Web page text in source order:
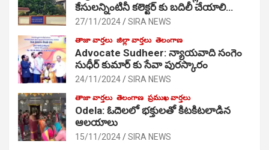
కేసులన్నింటినీ కలెక్టర్ కు బదిలీ చేయాలి…
27/11/2024 SIRA NEWS
తాజా వార్తలు జిల్లా వార్తలు తెలంగాణ
Advocate Sudheer: న్యాయవాది సంగెం
సుధీర్ కుమార్ కు సేవా పురస్కారం
24/11/2024 SIRA NEWS
తాజా వార్తలు తెలంగాణ ప్రముఖ వార్తలు
Odela: ఓదెల‌లో భక్తులతో కిటకిటలాడిన
ఆల‌యాలు
15/11/2024 SIRA NEWS